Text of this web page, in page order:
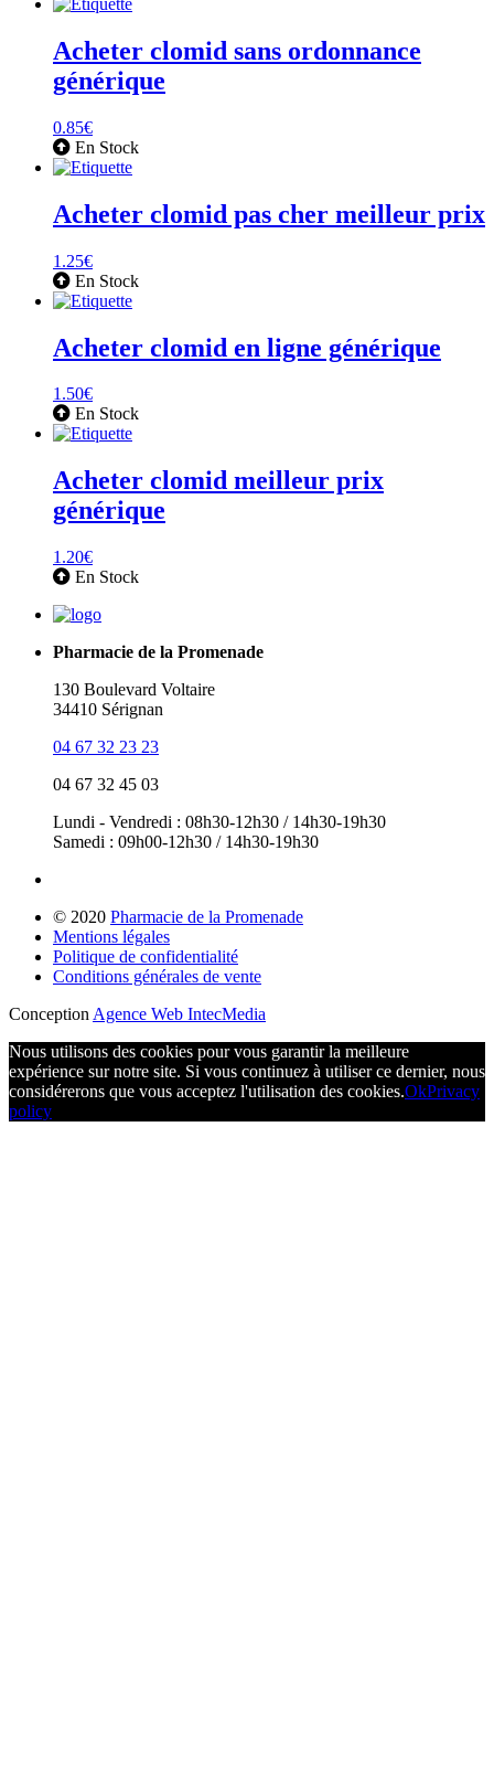
Acheter clomid sans ordonnance
générique
0.85€
En Stock
Acheter clomid pas cher meilleur prix
1.25€
En Stock
Acheter clomid en ligne générique
1.50€
En Stock
Acheter clomid meilleur prix
générique
1.20€
En Stock
Pharmacie de la Promenade
130 Boulevard Voltaire
34410 Sérignan
04 67 32 23 23
04 67 32 45 03
Lundi - Vendredi : 08h30-12h30 / 14h30-19h30
Samedi : 09h00-12h30 / 14h30-19h30
© 2020 Pharmacie de la Promenade
Mentions légales
Politique de confidentialité
Conditions générales de vente
Conception Agence Web IntecMedia
Nous utilisons des cookies pour vous garantir la meilleure
expérience sur notre site. Si vous continuez à utiliser ce dernier, nous
considérerons que vous acceptez l'utilisation des cookies.OkPrivacy
policy